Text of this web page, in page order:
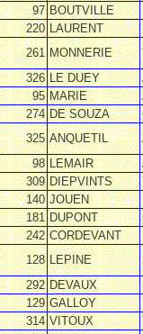
97 BOUTVILLE
220 LAURENT
261 MONNERIE
326 LE DUEY
95 MARIE
274 DE SOUZA
325 ANQUETIL
98 LEMAIR
309 DIEPVINTS
140 JOUEN
181 DUPONT
242 CORDEVANT
128 LEPINE
292 DEVAUX
129 GALLOY
314 VITOUX